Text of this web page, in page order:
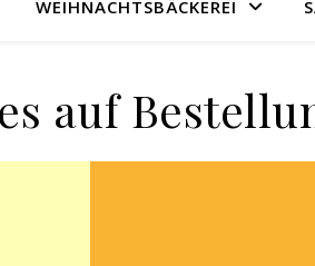
WEIHNACHTSBÄCKEREI
auf